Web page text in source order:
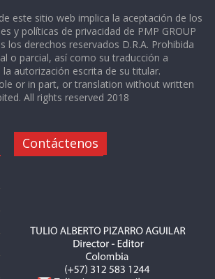
este sitio web implica la aceptación de los
y políticas de privacidad de PMP GROUP
los derechos reservados D.R.A. Prohibida
o parcial, así como su traducción a
autorización escrita de su titular.
or in part, or translation without written
All rights reserved 2018
Contáctenos